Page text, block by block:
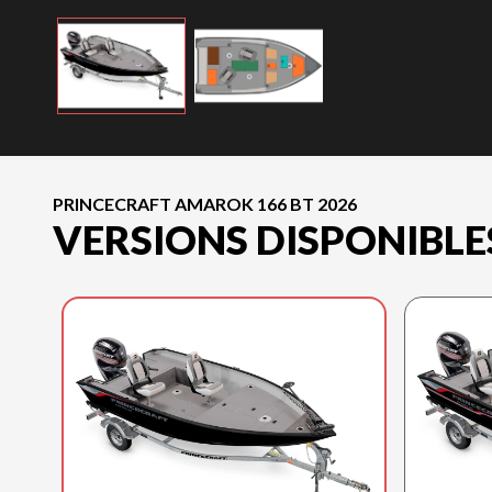
PRINCECRAFT AMAROK 166 BT 2026
VERSIONS